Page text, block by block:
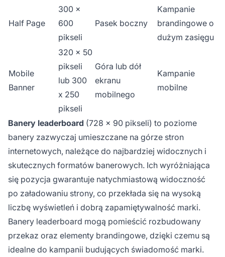
Half Page
300 x
600
pikseli
Pasek boczny
Kampanie
brandingowe o
dużym zasięgu
Mobile
Banner
320 x 50
pikseli
lub 300
x 250
pikseli
Góra lub dół
ekranu
mobilnego
Kampanie
mobilne
Banery leaderboard (728 x 90 pikseli) to poziome
banery zazwyczaj umieszczane na górze stron
internetowych, należące do najbardziej widocznych i
skutecznych formatów banerowych. Ich wyróżniająca
się pozycja gwarantuje natychmiastową widoczność
po załadowaniu strony, co przekłada się na wysoką
liczbę wyświetleń i dobrą zapamiętywalność marki.
Banery leaderboard mogą pomieścić rozbudowany
przekaz oraz elementy brandingowe, dzięki czemu są
idealne do kampanii budujących świadomość marki.